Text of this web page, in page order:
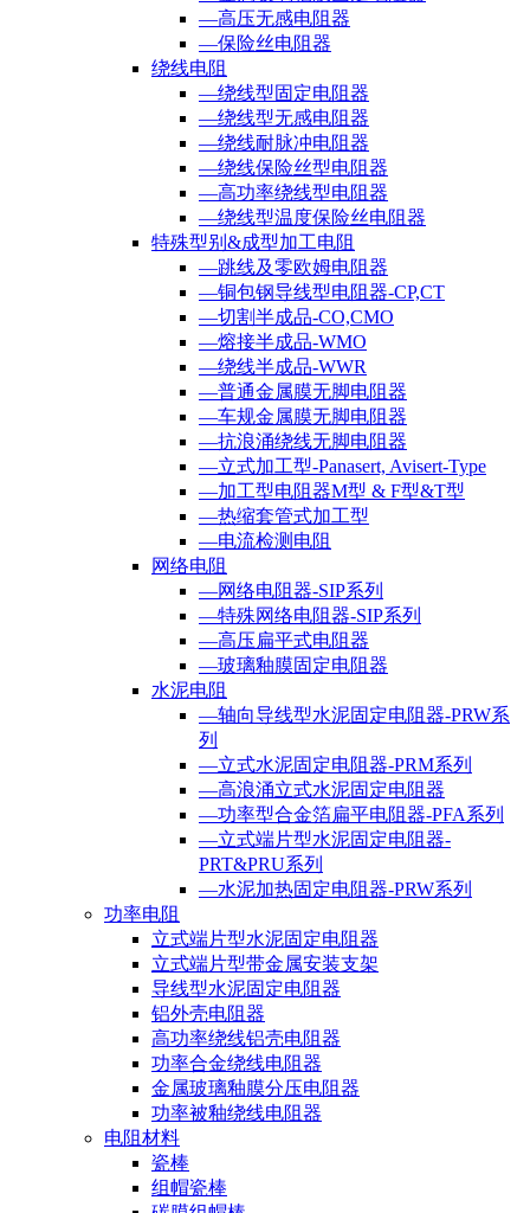
—高压无感电阻器
—保险丝电阻器
绕线电阻
—绕线型固定电阻器
—绕线型无感电阻器
—绕线耐脉冲电阻器
—绕线保险丝型电阻器
—高功率绕线型电阻器
—绕线型温度保险丝电阻器
特殊型别&成型加工电阻
—跳线及零欧姆电阻器
—铜包钢导线型电阻器-CP,CT
—切割半成品-CO,CMO
—熔接半成品-WMO
—绕线半成品-WWR
—普通金属膜无脚电阻器
—车规金属膜无脚电阻器
—抗浪涌绕线无脚电阻器
—立式加工型-Panasert, Avisert-Type
—加工型电阻器M型 & F型&T型
—热缩套管式加工型
—电流检测电阻
网络电阻
—网络电阻器-SIP系列
—特殊网络电阻器-SIP系列
—高压扁平式电阻器
—玻璃釉膜固定电阻器
水泥电阻
—轴向导线型水泥固定电阻器-PRW系
列
—立式水泥固定电阻器-PRM系列
—高浪涌立式水泥固定电阻器
—功率型合金箔扁平电阻器-PFA系列
—立式端片型水泥固定电阻器-
PRT&PRU系列
—水泥加热固定电阻器-PRW系列
功率电阻
立式端片型水泥固定电阻器
立式端片型带金属安装支架
导线型水泥固定电阻器
铝外壳电阻器
高功率绕线铝壳电阻器
功率合金绕线电阻器
金属玻璃釉膜分压电阻器
功率被釉绕线电阻器
电阻材料
瓷棒
组帽瓷棒